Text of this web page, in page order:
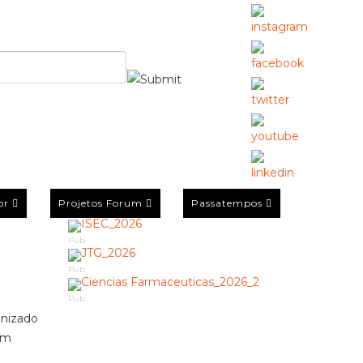
Projetos Forum Passatempos
Pub
Pub
Pub